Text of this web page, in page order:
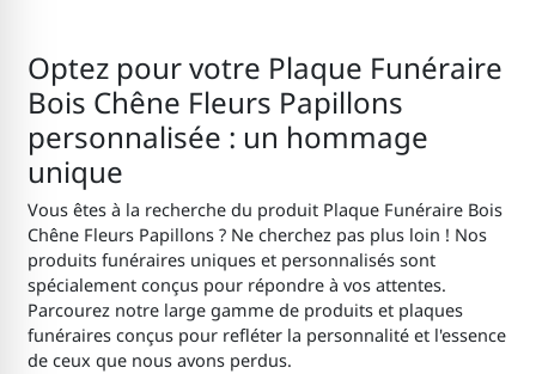
Optez pour votre Plaque Funéraire
Bois Chêne Fleurs Papillons
personnalisée : un hommage
unique
Vous êtes à la recherche du produit Plaque Funéraire Bois
Chêne Fleurs Papillons ? Ne cherchez pas plus loin ! Nos
produits funéraires uniques et personnalisés sont
spécialement conçus pour répondre à vos attentes.
Parcourez notre large gamme de produits et plaques
funéraires conçus pour refléter la personnalité et l'essence
de ceux que nous avons perdus.